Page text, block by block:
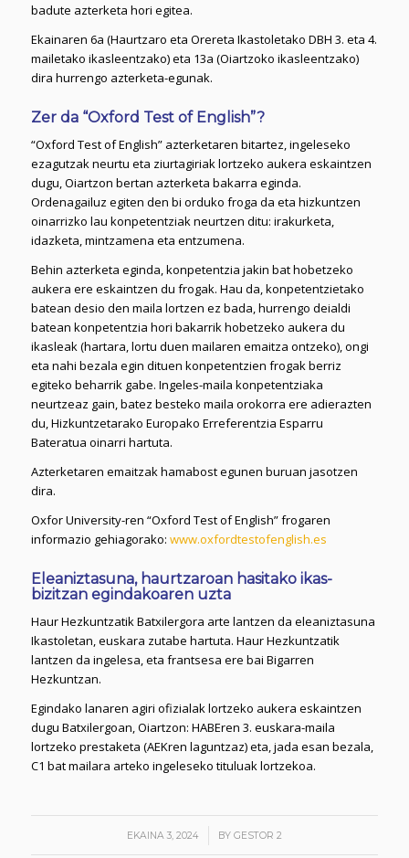
badute azterketa hori egitea.
Ekainaren 6a (Haurtzaro eta Orereta Ikastoletako DBH 3. eta 4.
mailetako ikasleentzako) eta 13a (Oiartzoko ikasleentzako)
dira hurrengo azterketa-egunak.
Zer da “Oxford Test of English”?
“Oxford Test of English” azterketaren bitartez, ingeleseko
ezagutzak neurtu eta ziurtagiriak lortzeko aukera eskaintzen
dugu, Oiartzon bertan azterketa bakarra eginda.
Ordenagailuz egiten den bi orduko froga da eta hizkuntzen
oinarrizko lau konpetentziak neurtzen ditu: irakurketa,
idazketa, mintzamena eta entzumena.
Behin azterketa eginda, konpetentzia jakin bat hobetzeko
aukera ere eskaintzen du frogak. Hau da, konpetentzietako
batean desio den maila lortzen ez bada, hurrengo deialdi
batean konpetentzia hori bakarrik hobetzeko aukera du
ikasleak (hartara, lortu duen mailaren emaitza ontzeko), ongi
eta nahi bezala egin dituen konpetentzien frogak berriz
egiteko beharrik gabe. Ingeles-maila konpetentziaka
neurtzeaz gain, batez besteko maila orokorra ere adierazten
du, Hizkuntzetarako Europako Erreferentzia Esparru
Bateratua oinarri hartuta.
Azterketaren emaitzak hamabost egunen buruan jasotzen
dira.
Oxfor University-ren “Oxford Test of English” frogaren
informazio gehiagorako: www.oxfordtestofenglish.es
Eleaniztasuna, haurtzaroan hasitako ikas-
bizitzan egindakoaren uzta
Haur Hezkuntzatik Batxilergora arte lantzen da eleaniztasuna
Ikastoletan, euskara zutabe hartuta. Haur Hezkuntzatik
lantzen da ingelesa, eta frantsesa ere bai Bigarren
Hezkuntzan.
Egindako lanaren agiri ofizialak lortzeko aukera eskaintzen
dugu Batxilergoan, Oiartzon: HABEren 3. euskara-maila
lortzeko prestaketa (AEKren laguntzaz) eta, jada esan bezala,
C1 bat mailara arteko ingeleseko tituluak lortzekoa.
EKAINA 3, 2024
/ BY GESTOR 2